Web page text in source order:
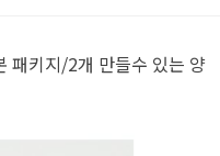
패키지/2개 만들수 있는 양